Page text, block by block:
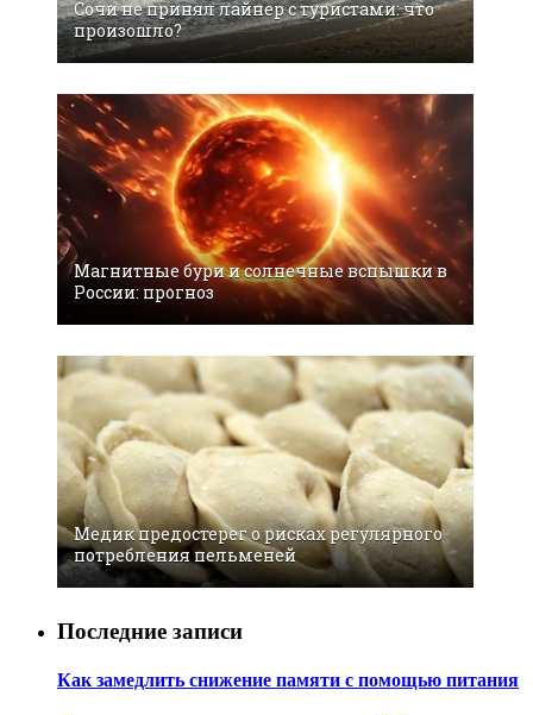
Сочи не принял лайнер с туристами: что
произошло?
Магнитные бури и солнечные вспышки в
России: прогноз
Медик предостерег о рисках регулярного
потребления пельменей
Последние записи
Как замедлить снижение памяти с помощью питания